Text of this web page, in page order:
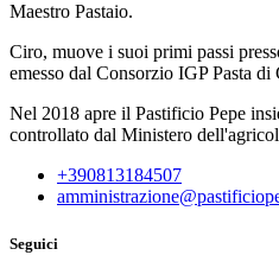
Maestro Pastaio.
Ciro, muove i suoi primi passi
emesso dal Consorzio IGP Pasta di
Nel 2018 apre il Pastificio Pepe
controllato dal Ministero
+390813184507
Seguici